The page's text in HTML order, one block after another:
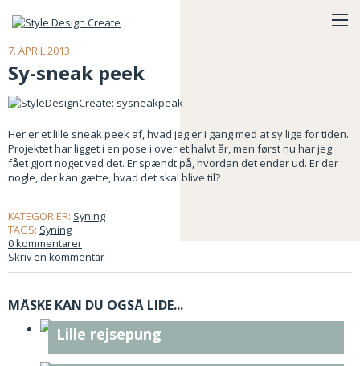
7. APRIL 2013
Sy-sneak peek
Her er et lille sneak peek af, hvad jeg er i gang med at sy lige for tiden.
Projektet har ligget i en pose i over et halvt år, men først nu har jeg
fået gjort noget ved det. Er spændt på, hvordan det ender ud. Er der
nogle, der kan gætte, hvad det skal blive til?
KATEGORIER: Syning
TAGS: Syning
0 kommentarer
Skriv en kommentar
MÅSKE KAN DU OGSÅ LIDE...
Lille rejsepung